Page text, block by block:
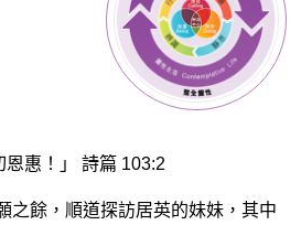
惠！」 ‭‭詩篇‬ ‭103‬:‭2‬
之餘，順道探訪居英的妹妹，其中